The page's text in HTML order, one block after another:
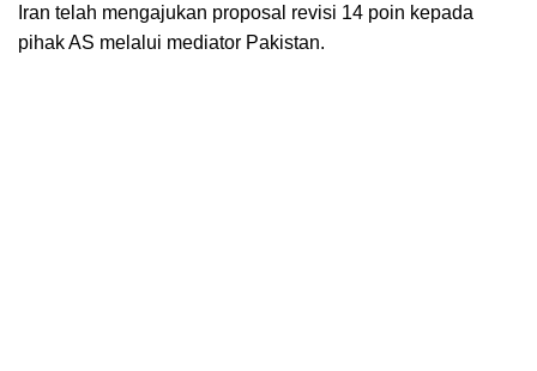
Iran telah mengajukan proposal revisi 14 poin kepada
pihak AS melalui mediator Pakistan.